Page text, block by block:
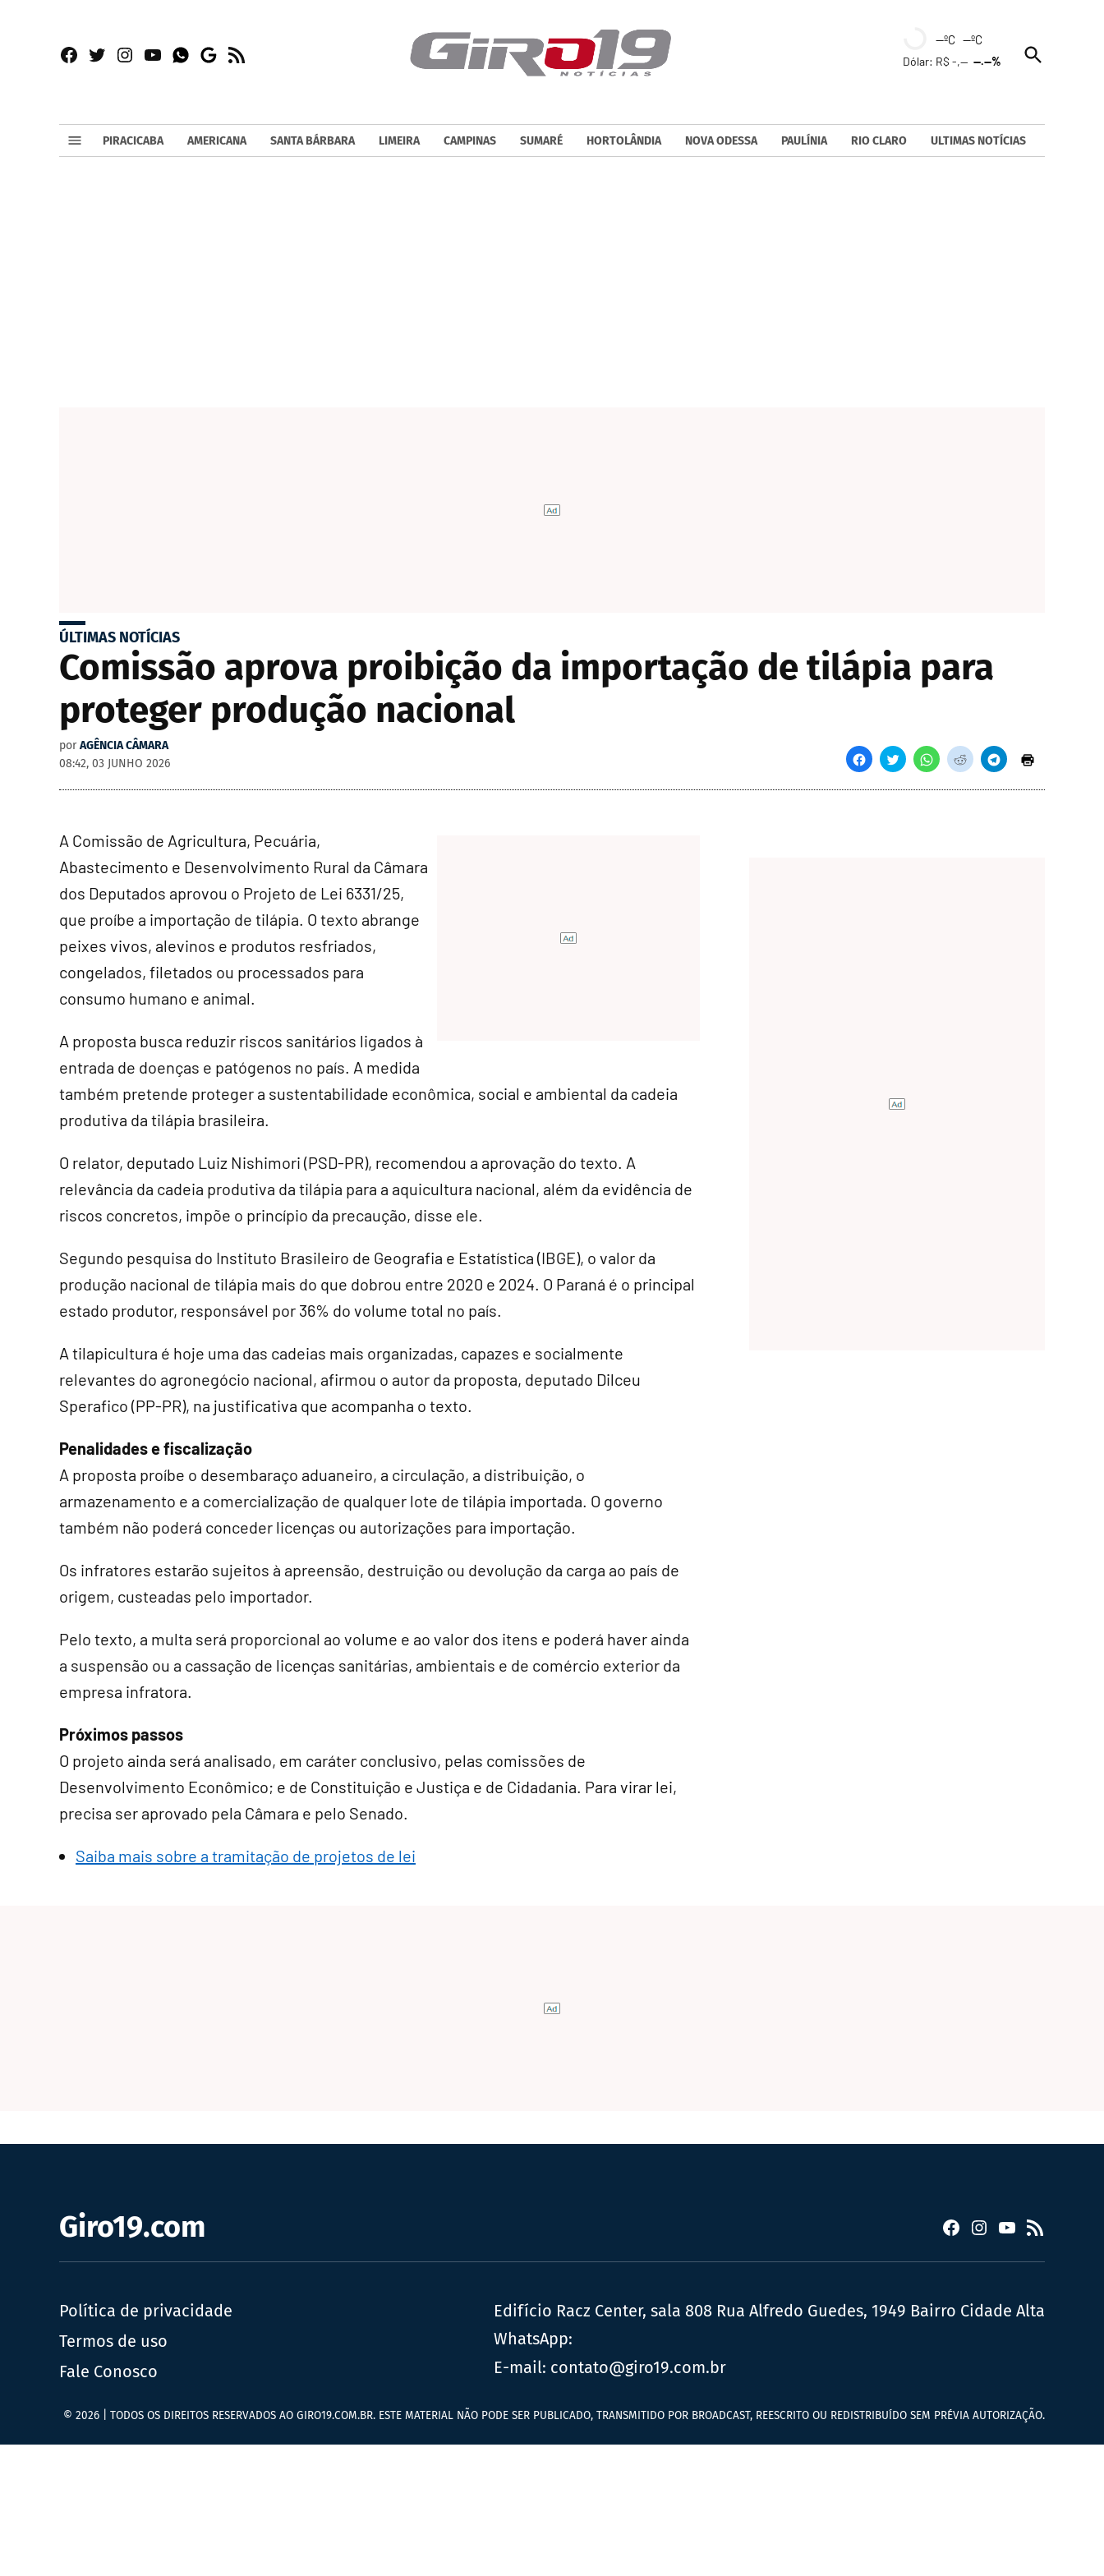
Facebook
TwitterInstagram
YouTubeWhatsapp
Google
RSS
--ºC --ºC
Dólar: R$ -,----.--%
Open
Search
PIRACICABA AMERICANA SANTA BÁRBARA LIMEIRA CAMPINAS SUMARÉ HORTOLÂNDIA NOVA ODESSA PAULÍNIA RIO CLARO ULTIMAS NOTÍCIAS
ÚLTIMAS NOTÍCIAS
Comissão aprova proibição da importação de tilápia para
proteger produção nacional
por AGÊNCIA CÂMARA
08:42, 03 JUNHO 2026
A Comissão de Agricultura, Pecuária,
Abastecimento e Desenvolvimento Rural da Câmara
dos Deputados aprovou o Projeto de Lei 6331/25,
que proíbe a importação de tilápia. O texto abrange
peixes vivos, alevinos e produtos resfriados,
congelados, filetados ou processados para
consumo humano e animal.
A proposta busca reduzir riscos sanitários ligados à
entrada de doenças e patógenos no país. A medida
também pretende proteger a sustentabilidade econômica, social e ambiental da cadeia
produtiva da tilápia brasileira.
O relator, deputado Luiz Nishimori (PSD-PR), recomendou a aprovação do texto. A
relevância da cadeia produtiva da tilápia para a aquicultura nacional, além da evidência de
riscos concretos, impõe o princípio da precaução, disse ele.
Segundo pesquisa do Instituto Brasileiro de Geografia e Estatística (IBGE), o valor da
produção nacional de tilápia mais do que dobrou entre 2020 e 2024. O Paraná é o principal
estado produtor, responsável por 36% do volume total no país.
A tilapicultura é hoje uma das cadeias mais organizadas, capazes e socialmente
relevantes do agronegócio nacional, afirmou o autor da proposta, deputado Dilceu
Sperafico (PP-PR), na justificativa que acompanha o texto.
Penalidades e fiscalização
A proposta proíbe o desembaraço aduaneiro, a circulação, a distribuição, o
armazenamento e a comercialização de qualquer lote de tilápia importada. O governo
também não poderá conceder licenças ou autorizações para importação.
Os infratores estarão sujeitos à apreensão, destruição ou devolução da carga ao país de
origem, custeadas pelo importador.
Pelo texto, a multa será proporcional ao volume e ao valor dos itens e poderá haver ainda
a suspensão ou a cassação de licenças sanitárias, ambientais e de comércio exterior da
empresa infratora.
Próximos passos
O projeto ainda será analisado, em caráter conclusivo, pelas comissões de
Desenvolvimento Econômico; e de Constituição e Justiça e de Cidadania. Para virar lei,
precisa ser aprovado pela Câmara e pelo Senado.
Saiba mais sobre a tramitação de projetos de lei
Giro19.com Facebook
Instagram
YouTube
RSS
Política de privacidade
Termos de uso
Fale Conosco
Edifício Racz Center, sala 808 Rua Alfredo Guedes, 1949 Bairro Cidade Alta
WhatsApp:
E-mail: contato@giro19.com.br
© 2026 | TODOS OS DIREITOS RESERVADOS AO GIRO19.COM.BR. ESTE MATERIAL NÃO PODE SER PUBLICADO, TRANSMITIDO POR BROADCAST, REESCRITO OU REDISTRIBUÍDO SEM PRÉVIA AUTORIZAÇÃO.